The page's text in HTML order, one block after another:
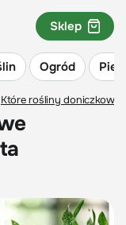
Ogród
Sklep
Które rośliny doniczkowe